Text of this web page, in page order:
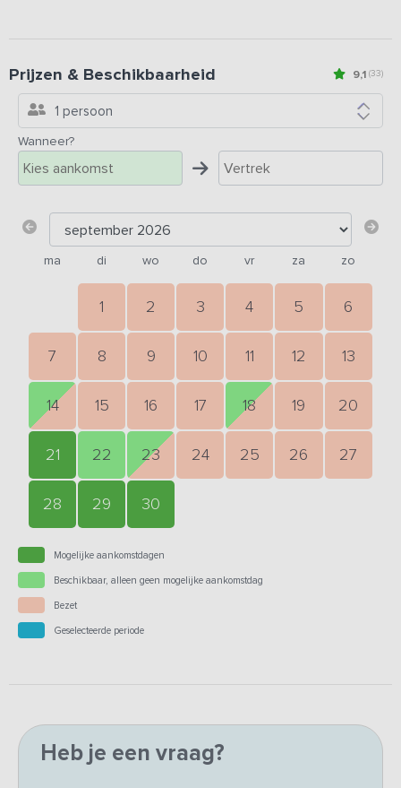
9,1 (33)
Prijzen & Beschikbaarheid
1 persoon
Wanneer?
ma di wo do vr za zo
1 2 3 4 5 6
7 8 9 10 11 12 13
14 15 16 17 18 19 20
21 22 23 24 25 26 27
28 29 30
Mogelijke aankomstdagen
Beschikbaar, alleen geen mogelijke aankomstdag
Bezet
Geselecteerde periode
Heb je een vraag?